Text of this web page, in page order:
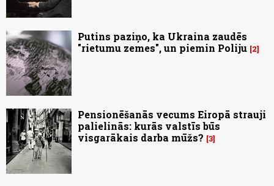
Putins paziņo, ka Ukraina zaudēs
"rietumu zemes", un piemin Poliju 2
Pensionēšanās vecums Eiropā strauji
palielinās: kurās valstīs būs
visgarākais darba mūžs? 3